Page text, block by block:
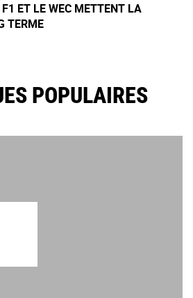
ET LE WEC METTENT LA
TERME
POPULAIRES